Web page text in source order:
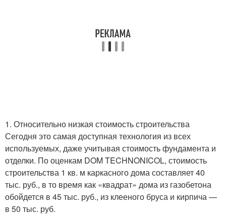
1. Относительно низкая стоимость строительства
Сегодня это самая доступная технология из всех
используемых, даже учитывая стоимость фундамента и
отделки. По оценкам DOM TECHNONICOL, стоимость
строительства 1 кв. м каркасного дома составляет 40
тыс. руб., в то время как «квадрат» дома из газобетона
обойдется в 45 тыс. руб., из клееного бруса и кирпича —
в 50 тыс. руб.